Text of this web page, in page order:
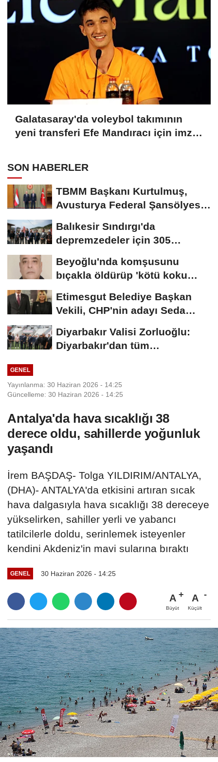
Galatasaray'da voleybol takımının
yeni transferi Efe Mandıracı için imza
SON HABERLER
TBMM Başkanı Kurtulmuş,
Avusturya Federal Şansölyesi
Balıkesir Sındırgı'da
depremzedeler için 305
Beyoğlu'nda komşusunu
bıçakla öldürüp 'kötü koku
Etimesgut Belediye Başkan
Vekili, CHP'nin adayı Seda
Diyarbakır Valisi Zorluoğlu:
Diyarbakır'dan tüm
GENEL
Yayınlanma: 30 Haziran 2026 - 14:25
Güncelleme: 30 Haziran 2026 - 14:25
Antalya'da hava sıcaklığı 38
derece oldu, sahillerde yoğunluk
yaşandı
İrem BAŞDAŞ- Tolga YILDIRIM/ANTALYA,
(DHA)- ANTALYA'da etkisini artıran sıcak
hava dalgasıyla hava sıcaklığı 38 dereceye
yükselirken, sahiller yerli ve yabancı
tatilcilerle doldu, serinlemek isteyenler
kendini Akdeniz'in mavi sularına bıraktı
GENEL 30 Haziran 2026 - 14:25
A
Büyüt
A
Küçült